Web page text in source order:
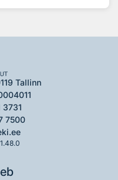
Tallinn
3731
7500